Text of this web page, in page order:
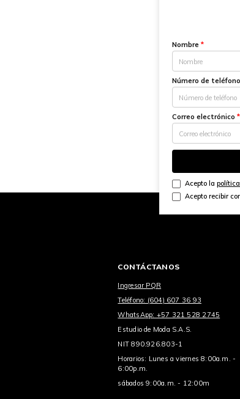
Nombre *
Número de teléfono
Correo electrónico *
Acepto la
Acepto recibir
CONTÁCTANOS
Ingresar PQR
Teléfono: (604) 607 36 93
WhatsApp: +57 321 528 2745
Estudio de Moda S.A.S.
NIT 890.926.803-1
Horarios: Lunes a viernes 8:00a.m. -
6:00p.m.
sábados 9:00a.m. - 12:00m